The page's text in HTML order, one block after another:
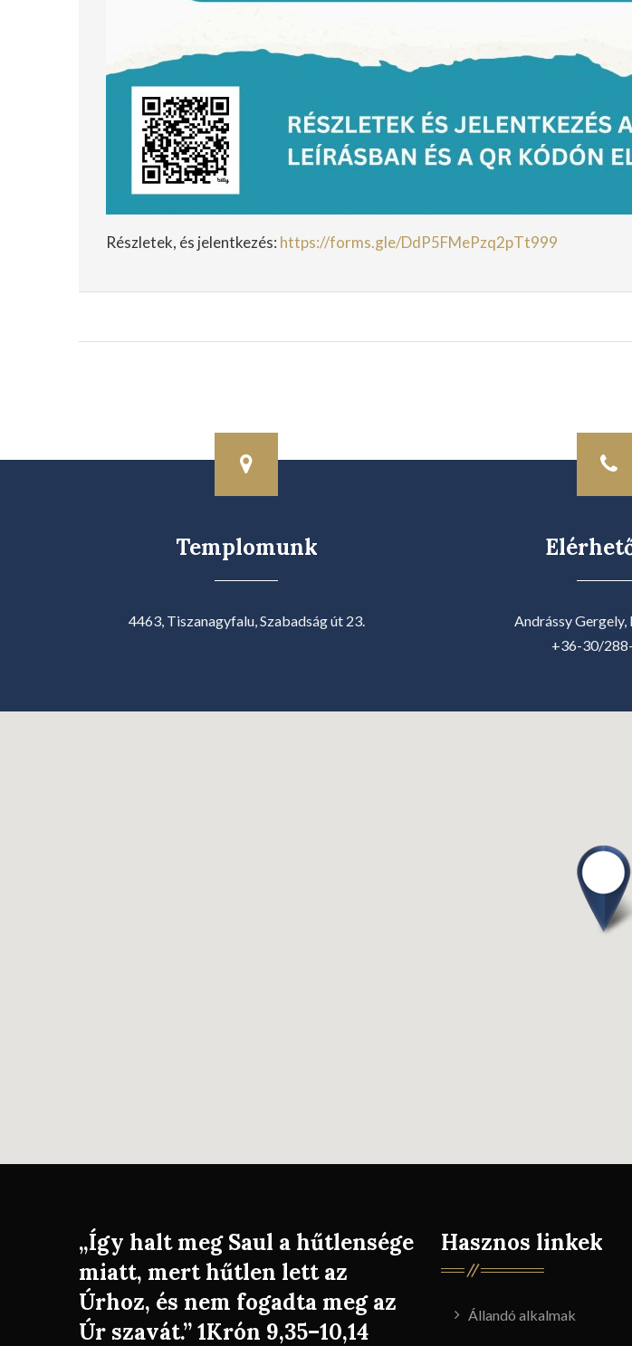
Részletek, és jelentkezés: https://forms.gle/DdP5FMePzq2pTt999
Templomunk
4463, Tiszanagyfalu, Szabadság út 23.
Andrássy
+36-30/
„Így halt meg Saul a hűtlensége
miatt, mert hűtlen lett az
Úrhoz, és nem fogadta meg az
Úr szavát.” 1Krón 9,35–10,14
Hasznos linkek
Állandó alkalmak